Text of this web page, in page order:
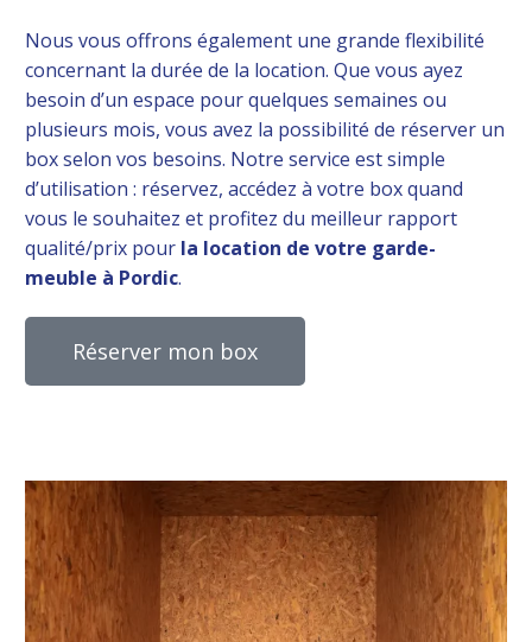
Nous vous offrons également une grande flexibilité
concernant la durée de la location. Que vous ayez
besoin d’un espace pour quelques semaines ou
plusieurs mois, vous avez la possibilité de réserver un
box selon vos besoins. Notre service est simple
d’utilisation : réservez, accédez à votre box quand
vous le souhaitez et profitez du meilleur rapport
qualité/prix pour la location de votre garde-
meuble à Pordic.
Réserver mon box